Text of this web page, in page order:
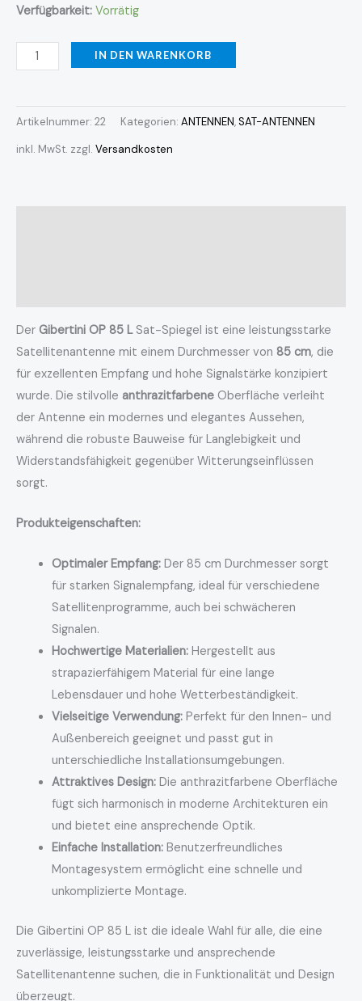
Verfügbarkeit: Vorrätig
IN DEN WARENKORB
Artikelnummer: 22 Kategorien: ANTENNEN,SAT-ANTENNEN
inkl. MwSt. zzgl. Versandkosten
Der Gibertini OP 85 LSat-Spiegel ist eine leistungsstarke
Satellitenantenne mit einem Durchmesser von 85 cm, die
für exzellenten Empfang und hohe Signalstärke konzipiert
wurde. Die stilvolle anthrazitfarbene Oberfläche verleiht
der Antenne ein modernes und elegantes Aussehen,
während die robuste Bauweise für Langlebigkeit und
Widerstandsfähigkeit gegenüber Witterungseinflüssen
sorgt.
Produkteigenschaften:
Optimaler Empfang:Der 85 cm Durchmesser sorgt
für starken Signalempfang, ideal für verschiedene
Satellitenprogramme, auch bei schwächeren
Signalen.
Hochwertige Materialien:Hergestellt aus
strapazierfähigem Material für eine lange
Lebensdauer und hohe Wetterbeständigkeit.
Vielseitige Verwendung:Perfekt für den Innen- und
Außenbereich geeignet und passt gut in
unterschiedliche Installationsumgebungen.
Attraktives Design:Die anthrazitfarbene Oberfläche
fügt sich harmonisch in moderne Architekturen ein
und bietet eine ansprechende Optik.
Einfache Installation:Benutzerfreundliches
Montagesystem ermöglicht eine schnelle und
unkomplizierte Montage.
Die Gibertini OP 85 L ist die ideale Wahl für alle, die eine
zuverlässige, leistungsstarke und ansprechende
Satellitenantenne suchen, die in Funktionalität und Design
überzeugt.